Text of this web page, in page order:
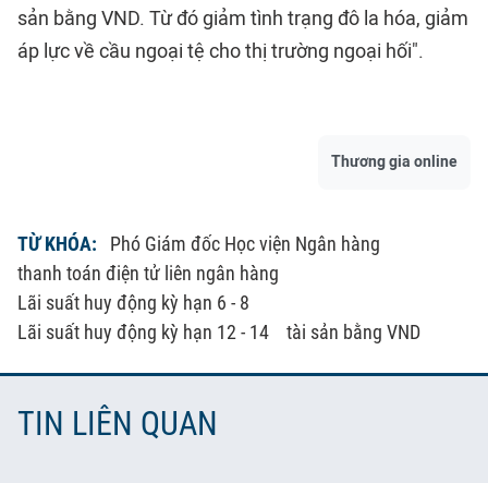
sản bằng VND. Từ đó giảm tình trạng đô la hóa, giảm
áp lực về cầu ngoại tệ cho thị trường ngoại hối".
Thương gia online
TỪ KHÓA:
Phó Giám đốc Học viện Ngân hàng
thanh toán điện tử liên ngân hàng
Lãi suất huy động kỳ hạn 6 - 8
Lãi suất huy động kỳ hạn 12 - 14
tài sản bằng VND
TIN LIÊN QUAN